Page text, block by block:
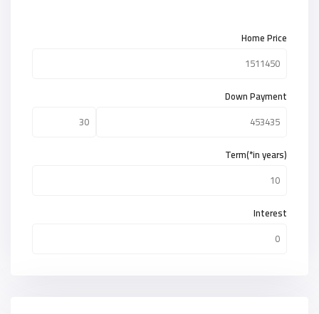
Home Price
Down Payment
Term(*in years)
Interest